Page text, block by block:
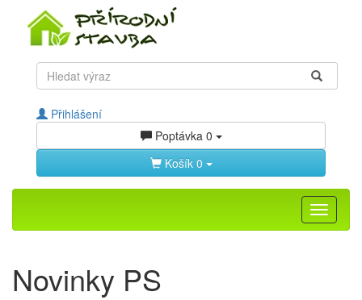
Přihlášení
Poptávka 0
Košík 0
Toggle
Novinky PS